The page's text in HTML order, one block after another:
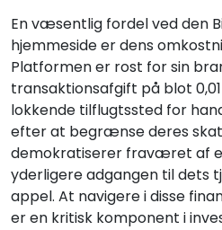
En væsentlig fordel ved den
hjemmeside er dens
Platformen er rost for sin
transaktionsafgift på blot
lokkende tilflugtssted for
efter at begrænse deres
demokratiserer fraværet af
yderligere adgangen til dets
appel. At navigere i disse
er en kritisk komponent i